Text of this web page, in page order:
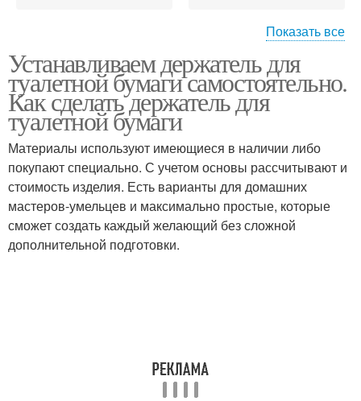
держатели
Держатели на стену
Подвесной держатель Ненужный держатель
Держатели для
туалетной бумаги
Оригинальные
Показать все
Устанавливаем держатель для
туалетной бумаги самостоятельно.
Как сделать держатель для
туалетной бумаги
Материалы используют имеющиеся в наличии либо
покупают специально. С учетом основы рассчитывают и
стоимость изделия. Есть варианты для домашних
мастеров-умельцев и максимально простые, которые
сможет создать каждый желающий без сложной
дополнительной подготовки.